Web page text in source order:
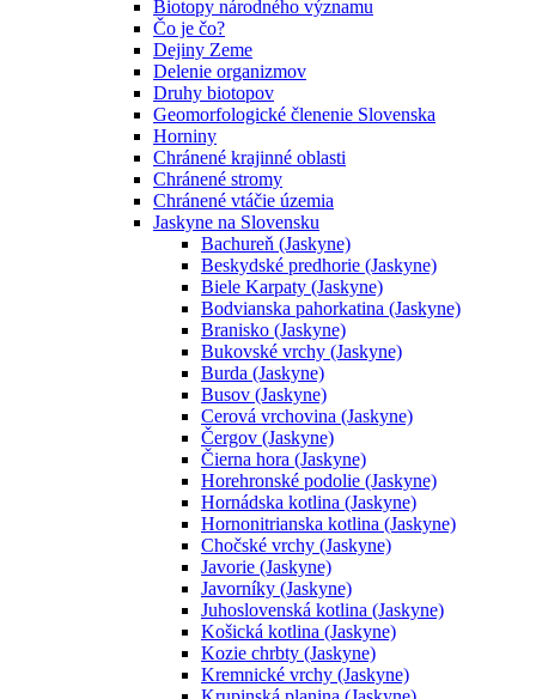
Biotopy národného významu
Čo je čo?
Dejiny Zeme
Delenie organizmov
Druhy biotopov
Geomorfologické členenie Slovenska
Horniny
Chránené krajinné oblasti
Chránené stromy
Chránené vtáčie územia
Jaskyne na Slovensku
Bachureň (Jaskyne)
Beskydské predhorie (Jaskyne)
Biele Karpaty (Jaskyne)
Bodvianska pahorkatina (Jaskyne)
Branisko (Jaskyne)
Bukovské vrchy (Jaskyne)
Burda (Jaskyne)
Busov (Jaskyne)
Cerová vrchovina (Jaskyne)
Čergov (Jaskyne)
Čierna hora (Jaskyne)
Horehronské podolie (Jaskyne)
Hornádska kotlina (Jaskyne)
Hornonitrianska kotlina (Jaskyne)
Chočské vrchy (Jaskyne)
Javorie (Jaskyne)
Javorníky (Jaskyne)
Juhoslovenská kotlina (Jaskyne)
Košická kotlina (Jaskyne)
Kozie chrbty (Jaskyne)
Kremnické vrchy (Jaskyne)